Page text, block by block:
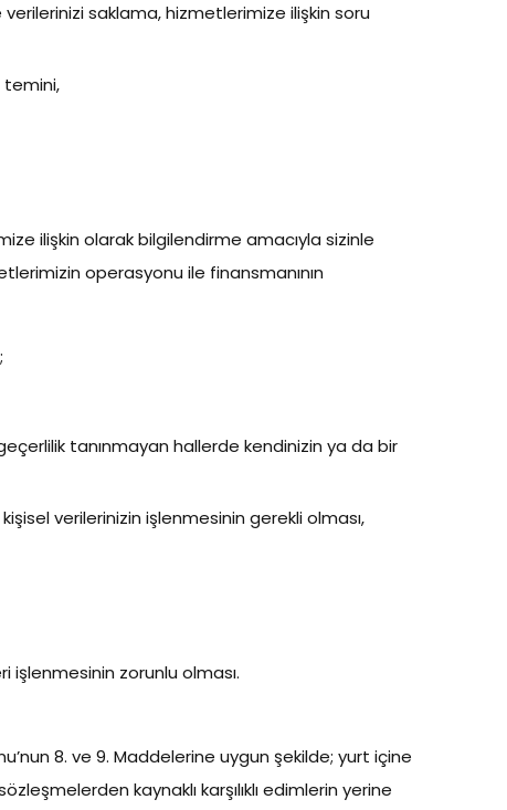
saklama, hizmetlerimize ilişkin soru
temini,
ilişkin olarak bilgilendirme amacıyla sizinle
operasyonu ile finansmanının
geçerlilik tanınmayan hallerde kendinizin ya da bir
verilerinizin işlenmesinin gerekli olması,
işlenmesinin zorunlu olması.
8. ve 9. Maddelerine uygun şekilde; yurt içine
kaynaklı karşılıklı edimlerin yerine